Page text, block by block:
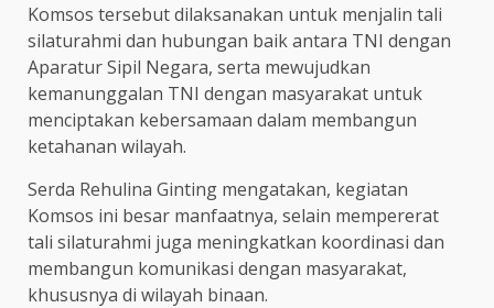
Komsos tersebut dilaksanakan untuk menjalin tali
silaturahmi dan hubungan baik antara TNI dengan
Aparatur Sipil Negara, serta mewujudkan
kemanunggalan TNI dengan masyarakat untuk
menciptakan kebersamaan dalam membangun
ketahanan wilayah.
Serda Rehulina Ginting mengatakan, kegiatan
Komsos ini besar manfaatnya, selain mempererat
tali silaturahmi juga meningkatkan koordinasi dan
membangun komunikasi dengan masyarakat,
khususnya di wilayah binaan.